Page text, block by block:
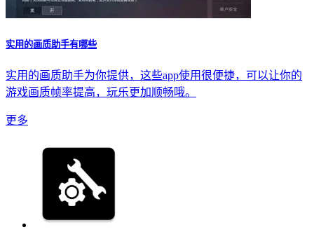
实用的画质助手有哪些
实用的画质助手为你提供，这些app使用很便捷，可以让你的
游戏画质帧率提高，玩乐更加顺畅哦。
更多